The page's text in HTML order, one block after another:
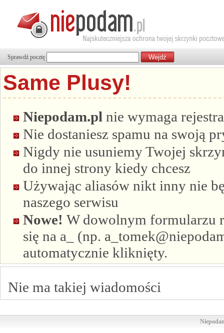
Sprawdź pocztę
Same Plusy!
Niepodam.pl nie wymaga
Nie dostaniesz spamu na swoją
Nigdy nie usuniemy Twojej
do innej strony kiedy chcesz
Używając aliasów nikt inny nie
naszego serwisu
Nowe! W dowolnym formularzu
się na a_ (np.
automatycznie kliknięty.
Nie ma takiej wiadomości